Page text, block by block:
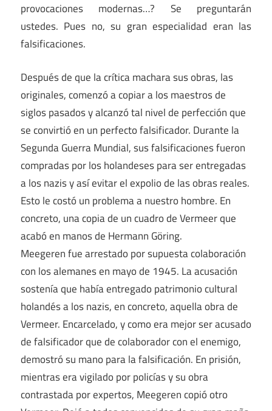
provocaciones modernas…? Se preguntarán
ustedes. Pues no, su gran especialidad eran las
falsificaciones.
Después de que la crítica machara sus obras, las
originales, comenzó a copiar a los maestros de
siglos pasados y alcanzó tal nivel de perfección que
se convirtió en un perfecto falsificador. Durante la
Segunda Guerra Mundial, sus falsificaciones fueron
compradas por los holandeses para ser entregadas
a los nazis y así evitar el expolio de las obras reales.
Esto le costó un problema a nuestro hombre. En
concreto, una copia de un cuadro de Vermeer que
acabó en manos de Hermann Göring.
Meegeren fue arrestado por supuesta colaboración
con los alemanes en mayo de 1945. La acusación
sostenía que había entregado patrimonio cultural
holandés a los nazis, en concreto, aquella obra de
Vermeer. Encarcelado, y como era mejor ser acusado
de falsificador que de colaborador con el enemigo,
demostró su mano para la falsificación. En prisión,
mientras era vigilado por policías y su obra
contrastada por expertos, Meegeren copió otro